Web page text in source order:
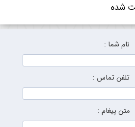
شده
نام شما :
تلفن تماس :
متن پیغام :